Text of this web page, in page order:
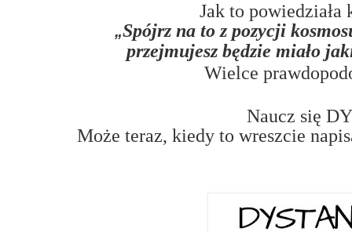
Jak to powiedziała
„Spójrz na to z pozycji
przejmujesz będzie miało
Wielce
Naucz się
Może teraz, kiedy to wreszcie